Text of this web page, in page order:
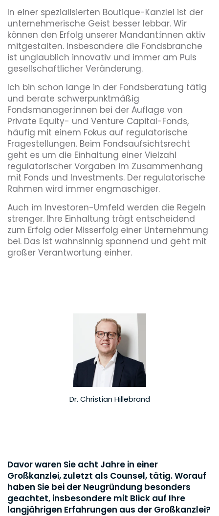
In einer spezialisierten Boutique-Kanzlei ist der
unternehmerische Geist besser lebbar. Wir
können den Erfolg unserer Mandant:innen aktiv
mitgestalten. Insbesondere die Fondsbranche
ist unglaublich innovativ und immer am Puls
gesellschaftlicher Veränderung.
Ich bin schon lange in der Fondsberatung tätig
und berate schwerpunktmäßig
Fondsmanager:innen bei der Auflage von
Private Equity- und Venture Capital-Fonds,
häufig mit einem Fokus auf regulatorische
Fragestellungen. Beim Fondsaufsichtsrecht
geht es um die Einhaltung einer Vielzahl
regulatorischer Vorgaben im Zusammenhang
mit Fonds und Investments. Der regulatorische
Rahmen wird immer engmaschiger.
Auch im Investoren-Umfeld werden die Regeln
strenger. Ihre Einhaltung trägt entscheidend
zum Erfolg oder Misserfolg einer Unternehmung
bei. Das ist wahnsinnig spannend und geht mit
großer Verantwortung einher.
Dr. Christian Hillebrand
Davor waren Sie acht Jahre in einer
Großkanzlei, zuletzt als Counsel, tätig. Worauf
haben Sie bei der Neugründung besonders
geachtet, insbesondere mit Blick auf Ihre
langjährigen Erfahrungen aus der Großkanzlei?